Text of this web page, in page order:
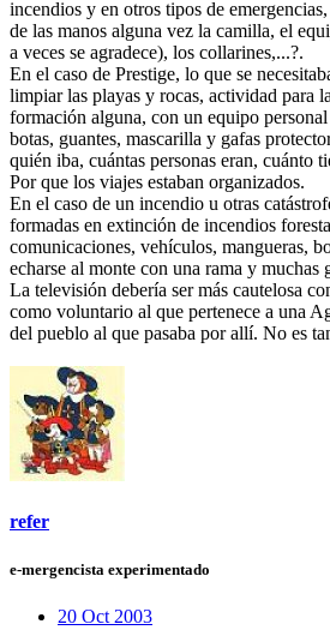
incendios y en otros tipos de
de las manos alguna vez la camilla, el
a veces se agradece), los collarines,...?.
En el caso de Prestige, lo que se
limpiar las playas y rocas, actividad para
formación alguna, con un equipo
botas, guantes, mascarilla y gafas
quién iba, cuántas personas eran, cuánto
Por que los viajes estaban organizados.
En el caso de un incendio u otras
formadas en extinción de incendios
comunicaciones, vehículos, mangueras,
echarse al monte con una rama y muchas
La televisión debería ser más cautelosa
como voluntario al que pertenece a una
del pueblo al que pasaba por allí. No es
refer
e-mergencista experimentado
20 Oct 2003